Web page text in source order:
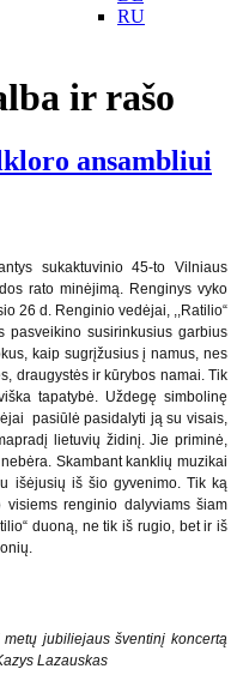
RU
ir rašo
ansambliui
sukaktuvinio 45-to Vilniaus
rato minėjimą. Renginys vyko
26 d. Renginio vedėjai, ,,Ratilio“
susirinkusius garbius
kaip sugrįžusius į namus, nes
draugystės ir kūrybos namai. Tik
tapatybė. Uždegę simbolinę
pasiūlė pasidalyti ją su visais,
lietuvių židinį. Jie priminė,
Skambant kanklių muzikai
išėjusių iš šio gyvenimo. Tik ką
visiems renginio dalyviams šiam
duoną, ne tik iš rugio, bet ir iš
jubiliejaus šventinį koncertą
Lazauskas